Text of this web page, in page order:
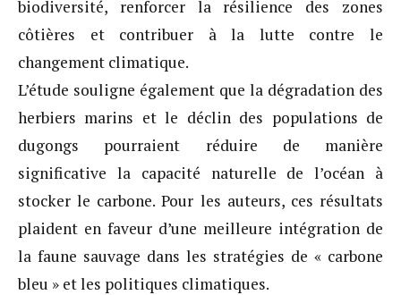
biodiversité, renforcer la résilience des zones
côtières et contribuer à la lutte contre le
changement climatique.
L’étude souligne également que la dégradation des
herbiers marins et le déclin des populations de
dugongs pourraient réduire de manière
significative la capacité naturelle de l’océan à
stocker le carbone. Pour les auteurs, ces résultats
plaident en faveur d’une meilleure intégration de
la faune sauvage dans les stratégies de « carbone
bleu » et les politiques climatiques.